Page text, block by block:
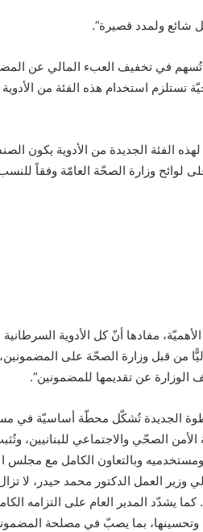
شائع ولمدد قصيرة”.
تُسهم في تخفيف العبء المالي عن
تستلزم استخدام هذه الفئة من
الفئة الجديدة من الأدوية يكون
لوائح وزارة الصحّة العامّة وفقاً للنسب
مفادها أنّ كل الأدوية السرطانية
من قبل وزارة الصحّة على
عن تقديمها للمضمونين”.
الجديدة تُشكّل محطّة أساسيّة في
الصحّي والاجتماعي للبنانيين،
وبالتعاون الكامل مع مجلس
وزير العمل الدكتور محمد حيدر، لا
يشدّد المدير العام على التزامه
وتحسينها، بما يصبّ في مصلحة